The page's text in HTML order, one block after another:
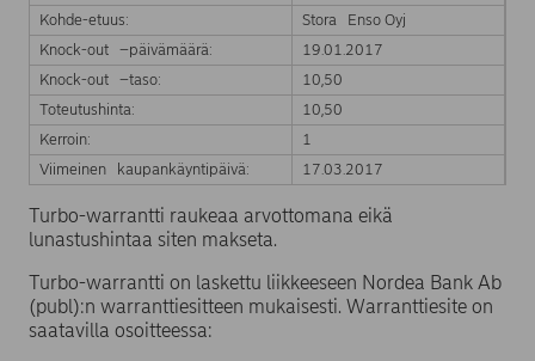
Kohde-etuus:
Stora Enso Oyj
Knock-out –päivämäärä:
19.01.2017
Knock-out –taso:
10,50
Toteutushinta:
10,50
Kerroin:
1
Viimeinen kaupankäyntipäivä:
17.03.2017
Turbo-warrantti raukeaa arvottomana eikä
lunastushintaa siten makseta.
Turbo-warrantti on laskettu liikkeeseen Nordea Bank Ab
(publ):n warranttiesitteen mukaisesti. Warranttiesite on
saatavilla osoitteessa: